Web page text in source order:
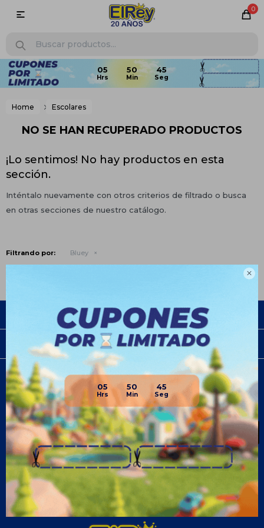

05 50 45
0

05 50 45
Home Escolares
NO SE HAN RECUPERADO PRODUCTOS
¡Lo sentimos! No hay productos en esta
sección.
Inténtalo nuevamente con otros criterios de filtrado o busca
en otras secciones de nuestro catálogo.
Filtrando por: Bluey
Compra
Newsletter
¡Suscribite y recibí todas nuestras novedades!
SUSCRIBIRME
¡Seguinos!
